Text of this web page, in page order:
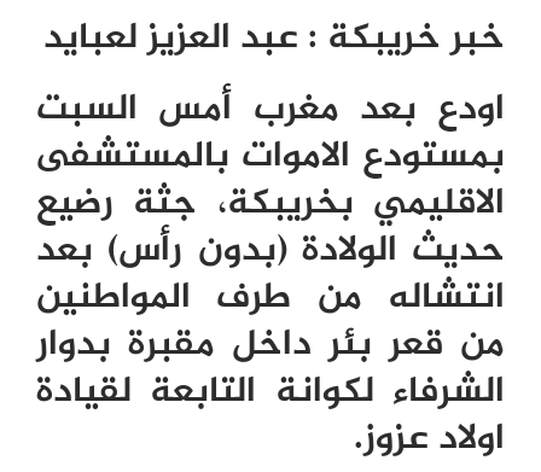
خبر خريبكة : عبد العزيز لعبايد
اودع بعد مغرب أمس السبت
بمستودع الاموات بالمستشفى
الاقليمي بخريبكة، جثة رضيع
حديث الولادة (بدون رأس) بعد
انتشاله من طرف المواطنين
من قعر بئر داخل مقبرة بدوار
الشرفاء لكوانة التابعة لقيادة
اولاد عزوز.